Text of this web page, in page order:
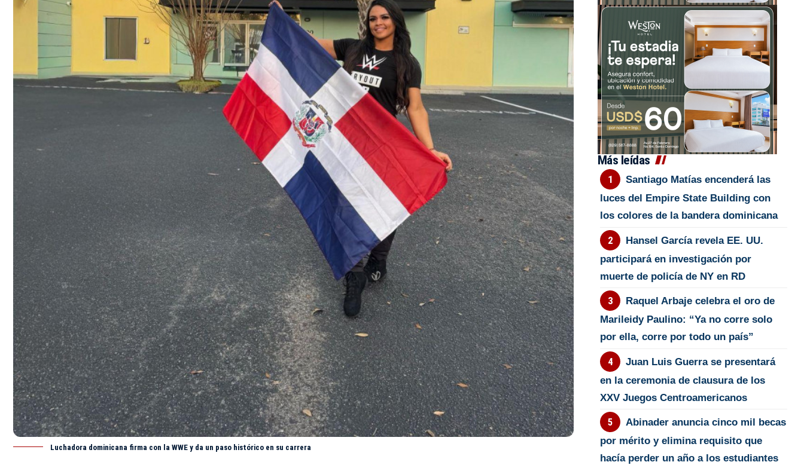
Luchadora dominicana firma con la WWE y da un paso histórico en su carrera
Más leídas
Santiago Matías encenderá las
luces del Empire State Building con
los colores de la bandera dominicana
Hansel García revela EE. UU.
participará en investigación por
muerte de policía de NY en RD
Raquel Arbaje celebra el oro de
Marileidy Paulino: “Ya no corre solo
por ella, corre por todo un país”
Juan Luis Guerra se presentará
en la ceremonia de clausura de los
XXV Juegos Centroamericanos
Abinader anuncia cinco mil becas
por mérito y elimina requisito que
hacía perder un año a los estudiantes